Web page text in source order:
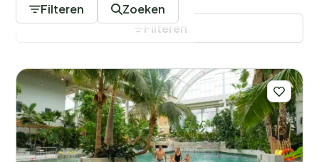
Filteren Zoeken
Filteren